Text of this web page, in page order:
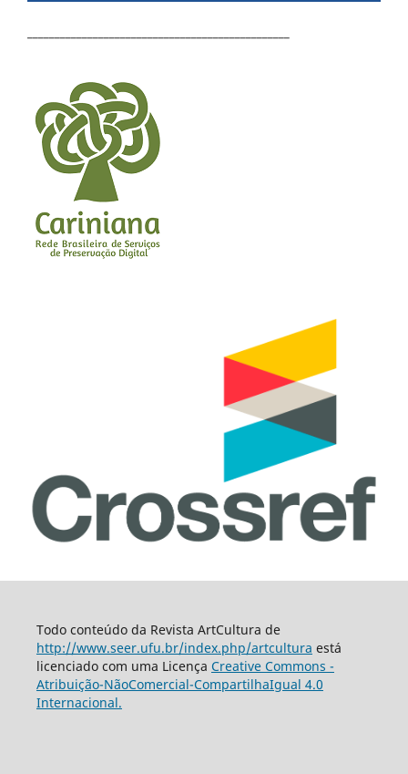
Todo conteúdo da Revista ArtCultura de
http://www.seer.ufu.br/index.php/artcultura está
licenciado com uma Licença Creative Commons -
Atribuição-NãoComercial-CompartilhaIgual 4.0
Internacional.